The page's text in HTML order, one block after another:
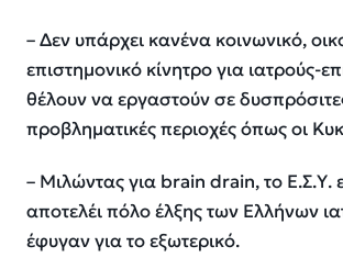
– Δεν υπάρχει κανένα κοινωνικό,
επιστημονικό κίνητρο για ιατρούς-
θέλουν να εργαστούν σε
προβληματικές περιοχές όπως οι
– Μιλώντας για brain drain, το Ε.Σ.Υ.
αποτελέι πόλο έλξης των Ελλήνων
έφυγαν για το εξωτερικό.